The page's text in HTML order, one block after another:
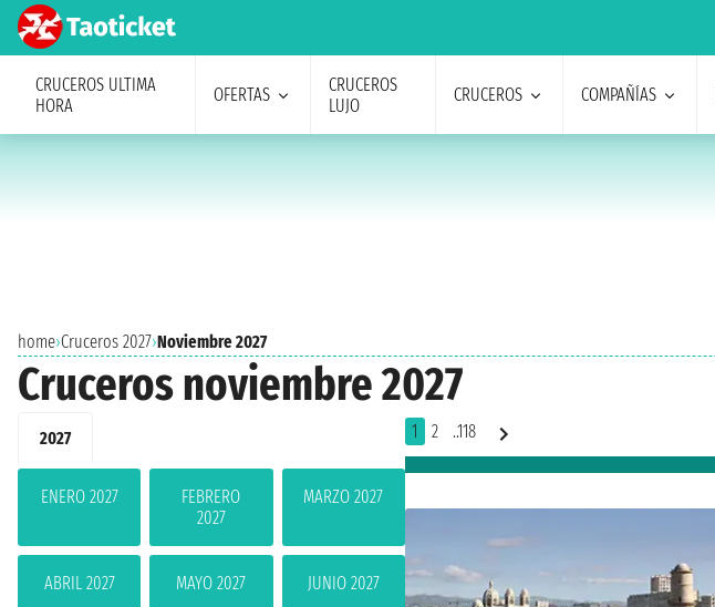
CRUCEROS ULTIMA
HORA
OFERTAS
CRUCEROS
LUJO
CRUCEROS COMPAÑÍAS
home›Cruceros 2027›Noviembre 2027
Cruceros noviembre 2027
2027
ENERO 2027
FEBRERO
2027
MARZO 2027
ABRIL 2027 MAYO 2027 JUNIO 2027
1 2 ..118